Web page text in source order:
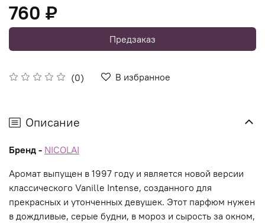
(0) В избранное
760 ₽
Предзаказ
Описание
Бренд - NICOLAI
Аромат выпущен в 1997 году и является новой версии
классического Vanille Intense, созданного для
прекрасных и утонченных девушек. Этот парфюм нужен
в дождливые, серые будни, в мороз и сырость за окном,